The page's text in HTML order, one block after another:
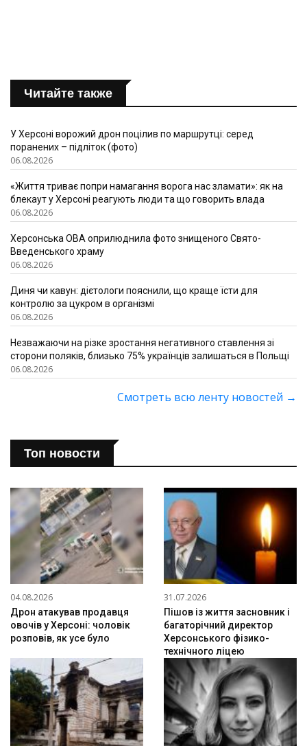
Читайте также
У Херсоні ворожий дрон поцілив по маршрутці: серед
поранених – підліток (фото)
06.08.2026
«Життя триває попри намагання ворога нас зламати»: як на
блекаут у Херсоні реагують люди та що говорить влада
06.08.2026
Херсонська ОВА оприлюднила фото знищеного Свято-
Введенського храму
06.08.2026
Диня чи кавун: дієтологи пояснили, що краще їсти для
контролю за цукром в організмі
06.08.2026
Незважаючи на різке зростання негативного ставлення зі
сторони поляків, близько 75% українців залишаться в Польщі
06.08.2026
Смотреть всю ленту новостей →
Топ новости
04.08.2026
Дрон атакував продавця
овочів у Херсоні: чоловік
розповів, як усе було
31.07.2026
Пішов із життя засновник і
багаторічний директор
Херсонського фізико-
технічного ліцею